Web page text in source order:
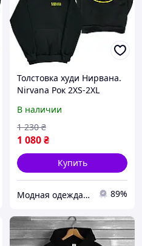
Толстовка худи Нирвана.
Nirvana Рок 2XS-2XL
В наличии
1 080₴
1 230 ₴
Купить
Модная одежда с принтом 89%